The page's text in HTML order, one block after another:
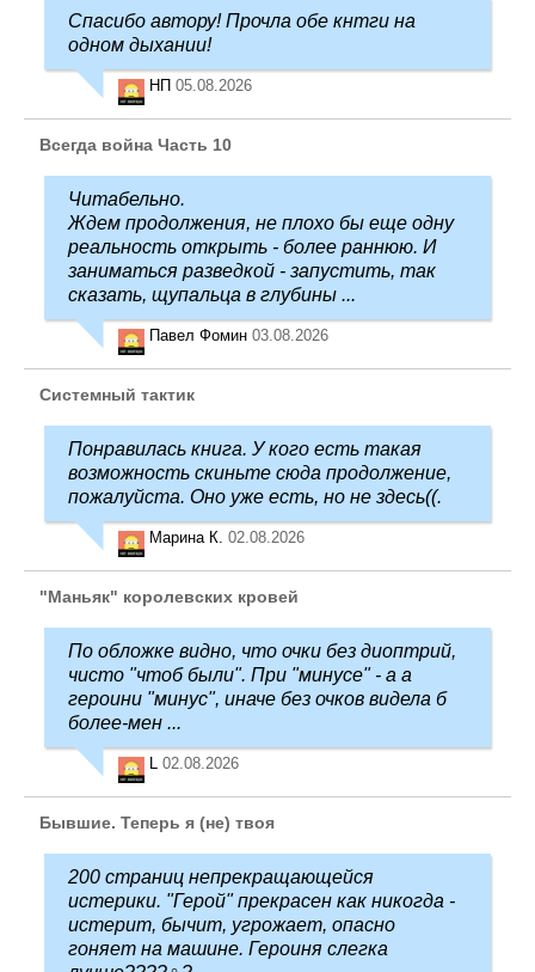
Спасибо автору! Прочла обе кнтги на
одном дыхании!
НП 05.08.2026
Всегда война Часть 10
Читабельно.
Ждем продолжения, не плохо бы еще одну
реальность открыть - более раннюю. И
заниматься разведкой - запустить, так
сказать, щупальца в глубины ...
Павел Фомин 03.08.2026
Системный тактик
Понравилась книга. У кого есть такая
возможность скиньте сюда продолжение,
пожалуйста. Оно уже есть, но не здесь((.
Марина К. 02.08.2026
"Маньяк" королевских кровей
По обложке видно, что очки без диоптрий,
чисто "чтоб были". При "минусе" - а а
героини "минус", иначе без очков видела б
более-мен ...
02.08.2026
Бывшие. Теперь я (не) твоя
200 страниц непрекращающейся
истерики. "Герой" прекрасен как никогда -
истерит, бычит, угрожает, опасно
гоняет на машине. Героиня слегка